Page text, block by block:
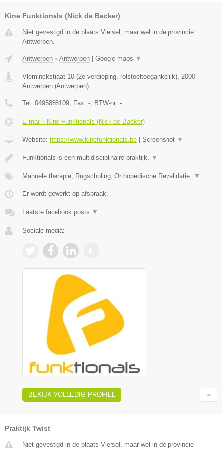
Kine Funktionals (Nick de Backer)
Niet gevestigd in de plaats Viersel, maar wel in de provincie
Antwerpen.
Antwerpen » Antwerpen Google maps ▼
Vleminckstraat 10 (2e verdieping, rolstoeltoegankelijk) 2000
Antwerpen (Antwerpen)
Tel: 0495888109 , Fax: - , BTW-nr: -
E-mail › Kine Funktionals (Nick de Backer)
Website: https://www.kinefunktionals.be Screenshot ▼
Funktionals is een multidisciplinaire praktijk. ▼
Manuele therapie, Rugscholing, Orthopedische Revalidatie, ▼
Er wordt gewerkt op afspraak.
Laatste facebook posts ▼
Sociale media:
BEKIJK VOLLEDIG PROFIEL
Praktijk Twist
Niet gevestigd in de plaats Viersel, maar wel in de provincie